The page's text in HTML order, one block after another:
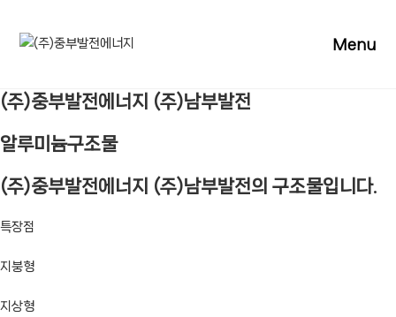
content
Menu
(주)중부발전에너지 (주)남부발전
알루미늄구조물
(주)중부발전에너지 (주)남부발전의 구조물입니다.
특장점
지붕형
지상형